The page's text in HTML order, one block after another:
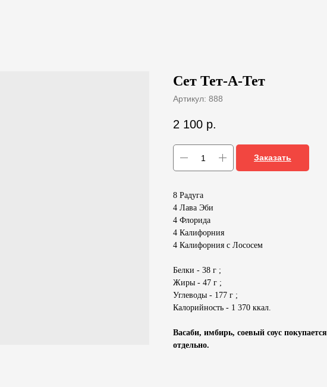
Сет Тет-А-Тет
Артикул: 888
2 100 р.
Заказать
8 Радуга
4 Лава Эби
4 Флорида
4 Калифорния
4 Калифорния с Лососем
Белки - 38 г ;
Жиры - 47 г ;
Углеводы - 177 г ;
Калорийность - 1 370 ккал.
Васаби, имбирь, соевый соус покупается
отдельно.